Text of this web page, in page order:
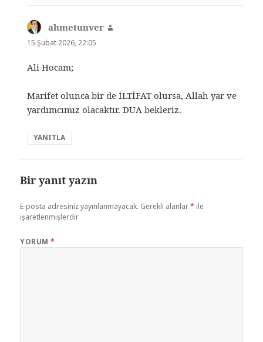
ahmetunver
15 Şubat 2026, 22:05
Ali Hocam;
Marifet olunca bir de İLTİFAT olursa, Allah yar ve
yardımcımız olacaktır. DUA bekleriz.
YANITLA
Bir yanıt yazın
E-posta adresiniz yayınlanmayacak. Gerekli alanlar* ile
işaretlenmişlerdir
YORUM*